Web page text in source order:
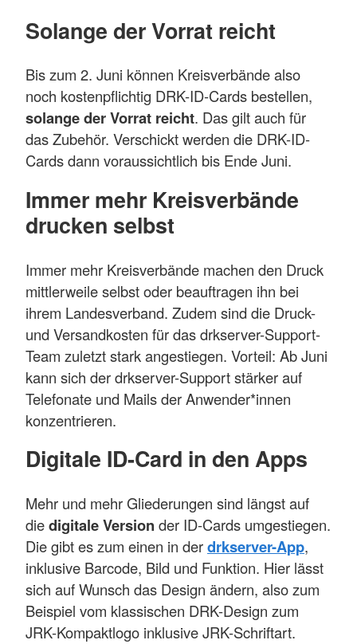
Solange der Vorrat reicht
Bis zum 2. Juni können Kreisverbände also
noch kostenpflichtig DRK-ID-Cards bestellen,
solange der Vorrat reicht. Das gilt auch für
das Zubehör. Verschickt werden die DRK-ID-
Cards dann voraussichtlich bis Ende Juni.
Immer mehr Kreisverbände
drucken selbst
Immer mehr Kreisverbände machen den Druck
mittlerweile selbst oder beauftragen ihn bei
ihrem Landesverband. Zudem sind die Druck-
und Versandkosten für das drkserver-Support-
Team zuletzt stark angestiegen. Vorteil: Ab Juni
kann sich der drkserver-Support stärker auf
Telefonate und Mails der Anwender*innen
konzentrieren.
Digitale ID-Card in den Apps
Mehr und mehr Gliederungen sind längst auf
diedigitale Version der ID-Cards umgestiegen.
Die gibt es zum einen in derdrkserver-App,
inklusive Barcode, Bild und Funktion. Hier lässt
sich auf Wunsch das Design ändern, also zum
Beispiel vom klassischen DRK-Design zum
JRK-Kompaktlogo inklusive JRK-Schriftart.